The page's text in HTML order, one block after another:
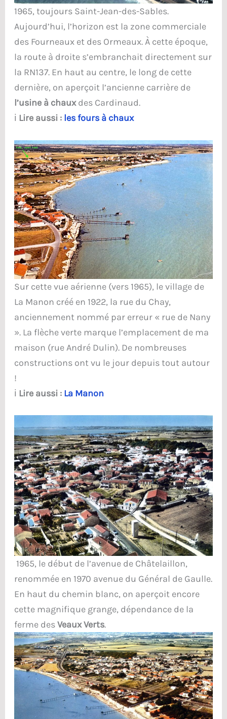
1965, toujours Saint-Jean-des-Sables.
Aujourd’hui, l’horizon est la zone commerciale
des Fourneaux et des Ormeaux. À cette époque,
la route à droite s’embranchait directement sur
la RN137. En haut au centre, le long de cette
dernière, on aperçoit l’ancienne carrière de
l’usine à chauxdes Cardinaud.
ℹ️ Lire aussi : les fours à chaux
Sur cette vue aérienne (vers 1965), le village de
La Manon créé en 1922, la rue du Chay,
anciennement nommé par erreur « rue de Nany
». La flèche verte marque l’emplacement de ma
maison (rue André Dulin). De nombreuses
constructions ont vu le jour depuis tout autour
!
ℹ️ Lire aussi : La Manon
1965, le début de l’avenue de Châtelaillon,
renommée en 1970 avenue du Général de Gaulle.
En haut du chemin blanc, on aperçoit encore
cette magnifique grange, dépendance de la
ferme desVeaux Verts.